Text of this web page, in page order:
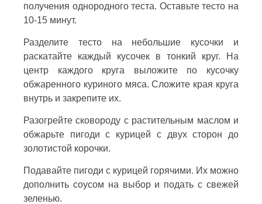
получения однородного теста. Оставьте тесто на
10-15 минут.
Разделите тесто на небольшие кусочки и
раскатайте каждый кусочек в тонкий круг. На
центр каждого круга выложите по кусочку
обжаренного куриного мяса. Сложите края круга
внутрь и закрепите их.
Разогрейте сковороду с растительным маслом и
обжарьте пигоди с курицей с двух сторон до
золотистой корочки.
Подавайте пигоди с курицей горячими. Их можно
дополнить соусом на выбор и подать с свежей
зеленью.